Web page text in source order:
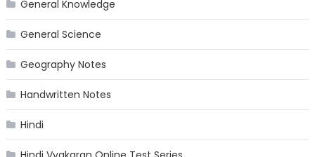
General Knowledge
General Science
Geography Notes
Handwritten Notes
Hindi